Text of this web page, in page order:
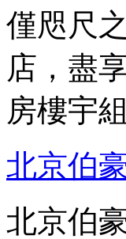
僅咫尺
店，盡
房樓宇
北京伯
北京伯